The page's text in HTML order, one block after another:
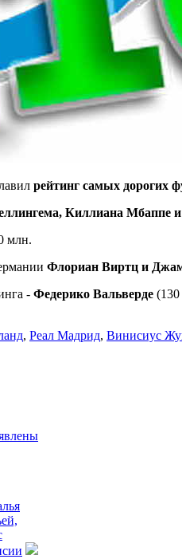
рейтинг самых дорогих
Киллиана Мбаппе
млн.
Флориан Виртц и
- Федерико Вальверде
, Реал Мадрид, Винисиус